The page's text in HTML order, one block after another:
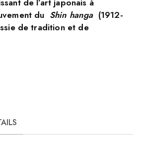
de l’art japonais à
du Shin hanga(1912-
de tradition et de